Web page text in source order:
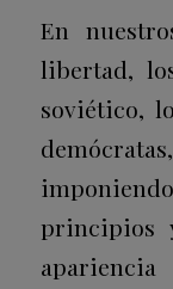
En
libertad,
soviético,
principios